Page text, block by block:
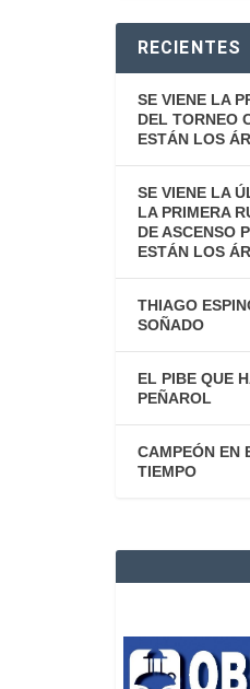
RECIENTES
SE VIENE LA
DEL TORNEO
ESTÁN LOS
SE VIENE LA
LA PRIMERA
DE ASCENSO
ESTÁN LOS
THIAGO
SOÑADO
EL PIBE QUE
PEÑAROL
CAMPEÓN EN
TIEMPO